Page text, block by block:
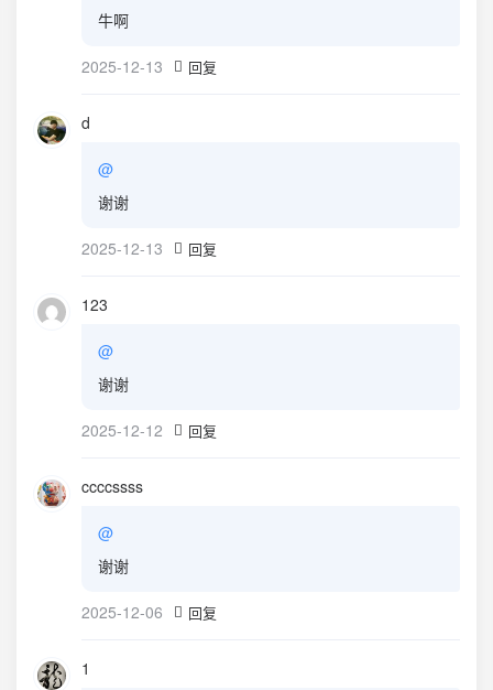
牛啊
2025-12-13 回复
d
@
谢谢
2025-12-13 回复
123
@
谢谢
2025-12-12 回复
ccccssss
@
谢谢
2025-12-06 回复
1